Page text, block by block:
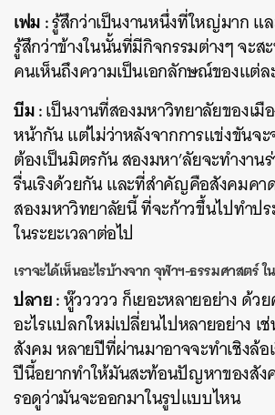
เฟม :รู้สึกว่าเป็นงานหนึ่งที่ใหญ่มาก แ
รู้สึกว่าข้างในนั้นที่มีกิจกรรมต่างๆ จะ
คนเห็นถึงความเป็นเอกลักษณ์ของแต่ล
บีม :เป็นงานที่สองมหาวิทยาลัยของเมื
หน้ากัน แต่ไม่ว่าหลังจากการแข่งขันจะ
ต้องเป็นมิตรกัน สองมหา’ลัยจะทำงาน
รื่นเริงด้วยกัน และที่สำคัญคือสังคมคา
สองมหาวิทยาลัยนี้ ที่จะก้าวขึ้นไปทำป
ในระยะเวลาต่อไป
เราจะได้เห็นอะไรบ้างจาก จุฬาฯ-ธรรมศาสตร์
ปลาย :หู๊ววววว ก็เยอะหลายอย่าง ด้ว
อะไรแปลกใหม่เปลี่ยนไปหลายอย่าง
สังคม หลายปีที่ผ่านมาอาจจะทำเชิงล้อ
ปีนี้อยากทำให้มันสะท้อนปัญหาของสัง
รอดูว่ามันจะออกมาในรูปแบบไหน